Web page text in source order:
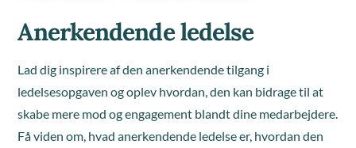
Anerkendende ledelse
Lad dig inspirere af den anerkendende tilgang i
ledelsesopgaven og oplev hvordan, den kan bidrage til at
skabe mere mod og engagement blandt dine medarbejdere.
Få viden om, hvad anerkendende ledelse er, hvordan den